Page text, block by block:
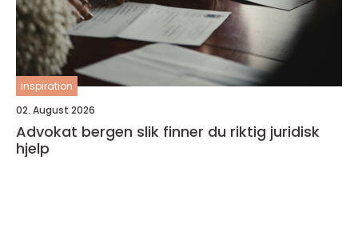
inspiration
02. August 2026
Advokat bergen slik finner du riktig juridisk
hjelp